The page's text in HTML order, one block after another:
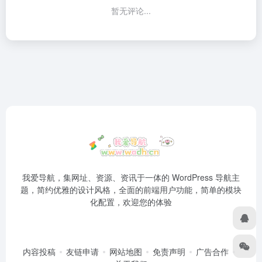
暂无评论...
我爱导航，集网址、资源、资讯于一体的 WordPress 导航主
题，简约优雅的设计风格，全面的前端用户功能，简单的模块
化配置，欢迎您的体验
内容投稿 友链申请 网站地图 免责声明
广告合作